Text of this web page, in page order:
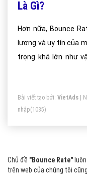
Là Gì?
Hơn nữa, Bounce
lượng và uy tín của
trọng khá lớn như
Bài viết tạo bởi: VietAds |
nhập(1035)
Chủ đề "Bounce Rate"
trên web của chúng tôi